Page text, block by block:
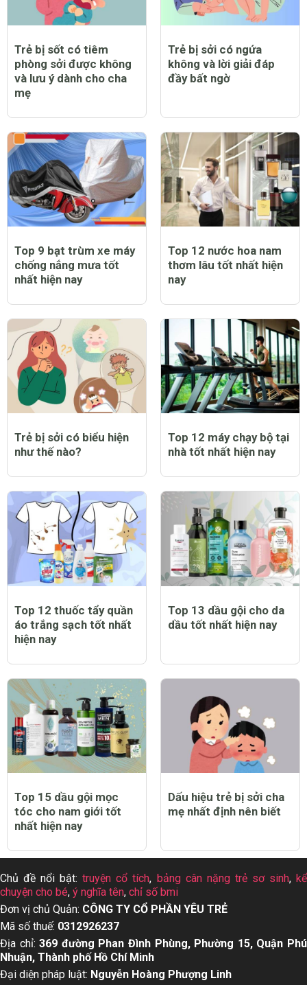
Trẻ bị sốt có tiêm
phòng sởi được không
và lưu ý dành cho cha
mẹ
Trẻ bị sởi có ngứa
không và lời giải đáp
đầy bất ngờ
Top 9 bạt trùm xe máy
chống nắng mưa tốt
nhất hiện nay
Top 12 nước hoa nam
thơm lâu tốt nhất hiện
nay
Trẻ bị sởi có biểu hiện
như thế nào?
Top 12 máy chạy bộ tại
nhà tốt nhất hiện nay
Top 12 thuốc tẩy quần
áo trắng sạch tốt nhất
hiện nay
Top 13 dầu gội cho da
dầu tốt nhất hiện nay
Top 15 dầu gội mọc
tóc cho nam giới tốt
nhất hiện nay
Dấu hiệu trẻ bị sởi cha
mẹ nhất định nên biết
Chủ đề nổi bật:truyện cổ tích, bảng cân nặng trẻ sơ sinh,kể
chuyện cho bé, ý nghĩa tên, chỉ số bmi
Đơn vị chủ Quản: CÔNG TY CỔ PHẦN YÊU TRẺ
Mã số thuế: 0312926237
Địa chỉ:369 đường Phan Đình Phùng, Phường 15, Quận Phú
Nhuận, Thành phố Hồ Chí Minh
Đại diện pháp luật: Nguyễn Hoàng Phượng Linh